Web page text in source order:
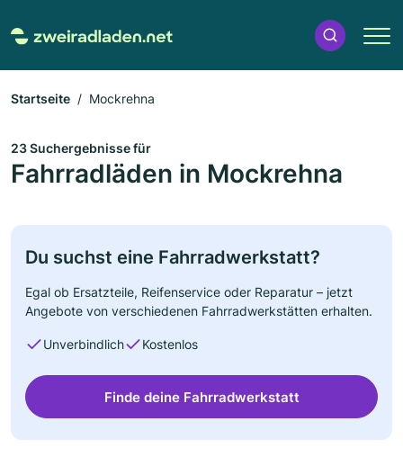
Startseite Mockrehna
23 Suchergebnisse für
Fahrradläden in Mockrehna
Du suchst eine Fahrradwerkstatt?
Egal ob Ersatzteile, Reifenservice oder Reparatur – jetzt
Angebote von verschiedenen Fahrradwerkstätten erhalten.
Unverbindlich Kostenlos
Finde deine Fahrradwerkstatt